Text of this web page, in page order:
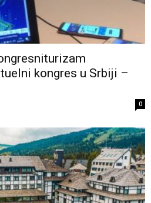
kongres u Srbiji –
0